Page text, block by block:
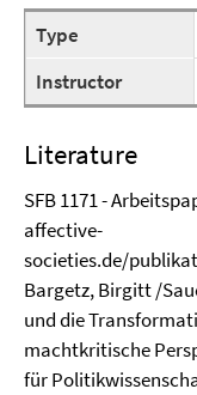
Type
Instructor
Literature
SFB 1171 -
affective-
societies.de/
Bargetz, Birgitt /
und die
machtkritische
für